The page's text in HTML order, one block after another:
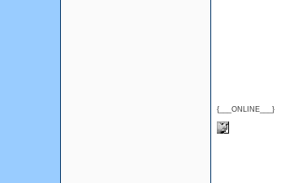
{___ONLINE___}